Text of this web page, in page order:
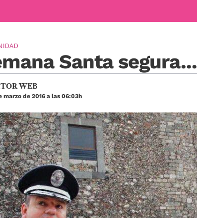
Santa segura...
WEB
marzo de 2016 a las 06:03h